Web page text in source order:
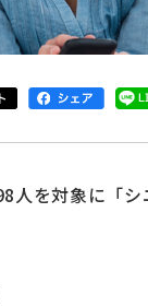
を対象に「